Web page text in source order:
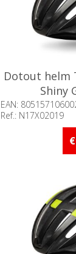
Dotout helm
Shiny
EAN:
Ref.: N17X02019